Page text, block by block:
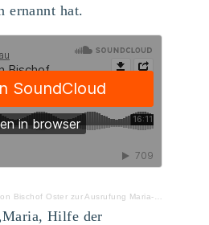
ernannt hat.
Oster zur Ausrufung Maria-Hilf-Woche 2021
Hilfe der